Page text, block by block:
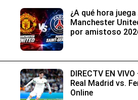
¿A qué hora
Manchester
por amistoso
DIRECTV EN
Real Madrid vs.
Online